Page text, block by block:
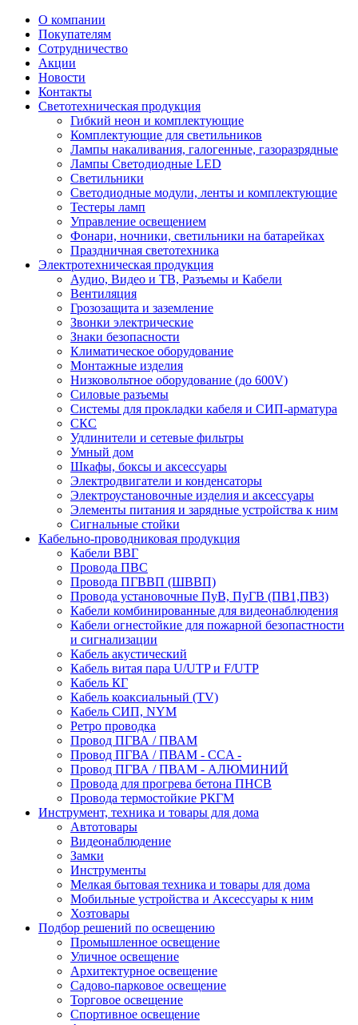
О компании
Покупателям
Сотрудничество
Акции
Новости
Контакты
Светотехническая продукция
Гибкий неон и комплектующие
Комплектующие для светильников
Лампы накаливания, галогенные, газоразрядные
Лампы Светодиодные LED
Светильники
Светодиодные модули, ленты и комплектующие
Тестеры ламп
Управление освещением
Фонари, ночники, светильники на батарейках
Праздничная светотехника
Электротехническая продукция
Аудио, Видео и ТВ, Разъемы и Кабели
Вентиляция
Грозозащита и заземление
Звонки электрические
Знаки безопасности
Климатическое оборудование
Монтажные изделия
Низковольтное оборудование (до 600V)
Силовые разъемы
Системы для прокладки кабеля и СИП-арматура
СКС
Удлинители и сетевые фильтры
Умный дом
Шкафы, боксы и аксессуары
Электродвигатели и конденсаторы
Электроустановочные изделия и аксессуары
Элементы питания и зарядные устройства к ним
Сигнальные стойки
Кабельно-проводниковая продукция
Кабели ВВГ
Провода ПВС
Провода ПГВВП (ШВВП)
Провода установочные ПуВ, ПуГВ (ПВ1,ПВ3)
Кабели комбинированные для видеонаблюдения
Кабели огнестойкие для пожарной безопастности
и сигнализации
Кабель акустический
Кабель витая пара U/UTP и F/UTP
Кабель КГ
Кабель коаксиальный (TV)
Кабель СИП, NYM
Ретро проводка
Провод ПГВА / ПВАМ
Провод ПГВА / ПВАМ - CCA -
Провод ПГВА / ПВАМ - АЛЮМИНИЙ
Провода для прогрева бетона ПНСВ
Провода термостойкие РКГМ
Инструмент, техника и товары для дома
Автотовары
Видеонаблюдение
Замки
Инструменты
Мелкая бытовая техника и товары для дома
Мобильные устройства и Аксессуары к ним
Хозтовары
Подбор решений по освещению
Промышленное освещение
Уличное освещение
Архитектурное освещение
Садово-парковое освещение
Торговое освещение
Спортивное освещение